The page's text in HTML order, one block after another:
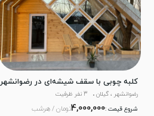
کلبه چوبی با سقف شیشه‌ای در رضوانشهر
رضوانشهر ، گیلان
3 نفر ظرفیت
شروع قیمت :4,000,000تومان / هرشب